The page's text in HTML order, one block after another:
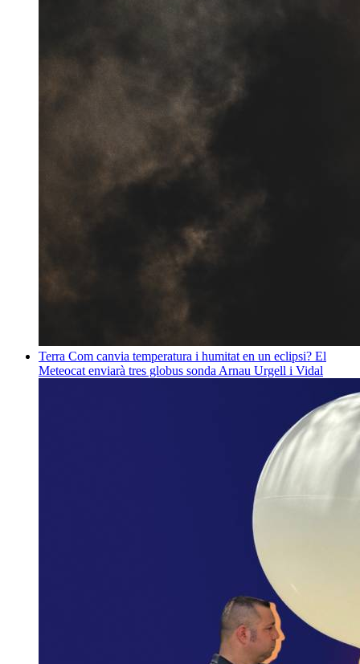
Terra Com canvia temperatura i humitat en un eclipsi? El
Meteocat enviarà tres globus sonda Arnau Urgell i Vidal